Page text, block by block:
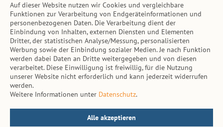
Inhalt
Tierarzt-Suche
Hinweise
AGB
Impressum
Datenschutz
Kontakt
Auf dieser Website nutzen wir Cookies und vergleichbare
Funktionen zur Verarbeitung von Endgeräteinformationen und
personenbezogenen Daten. Die Verarbeitung dient der
Einbindung von Inhalten, externen Diensten und Elementen
Dritter, der statistischen Analyse/Messung, personalisierten
Werbung sowie der Einbindung sozialer Medien. Je nach Funktion
werden dabei Daten an Dritte weitergegeben und von diesen
verarbeitet. Diese Einwilligung ist freiwillig, für die Nutzung
unserer Website nicht erforderlich und kann jederzeit widerrufen
werden.
Weitere Informationen unter Datenschutz.
Alle akzeptieren